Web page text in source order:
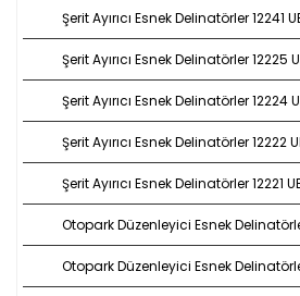
Şerit Ayırıcı Esnek Delinatörler 12241
Şerit Ayırıcı Esnek Delinatörler 12225
Şerit Ayırıcı Esnek Delinatörler 12224
Şerit Ayırıcı Esnek Delinatörler 12222
Şerit Ayırıcı Esnek Delinatörler 12221
Otopark Düzenleyici Esnek
Otopark Düzenleyici Esnek